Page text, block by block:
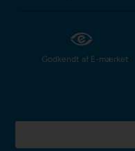
Godkendt af E-mærket